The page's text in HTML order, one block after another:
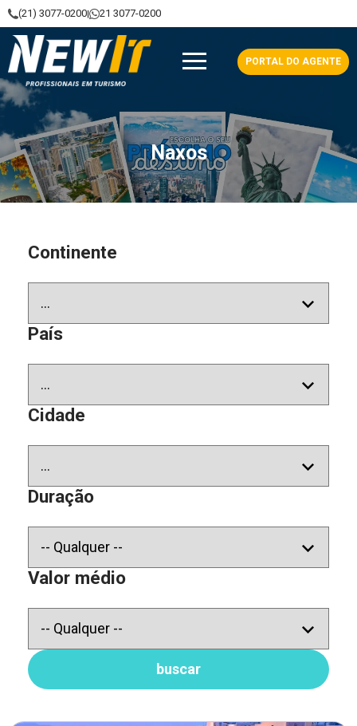
(21) 3077-0200 21 3077-0200
NewIt - Profissionais em Turismo
PORTAL DO AGENTE
Naxos
Continente
País
Cidade
Duração
Valor médio
buscar